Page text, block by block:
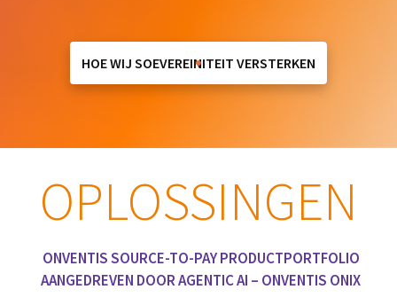
HOE WIJ SOEVEREINITEIT VERSTERKEN
OPLOSSINGEN
ONVENTIS SOURCE-TO-PAY PRODUCTPORTFOLIO
AANGEDREVEN DOOR AGENTIC AI – ONVENTIS ONIX